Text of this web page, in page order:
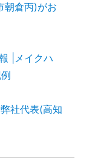
朝倉丙)がお
|メイクハ
社代表(高知